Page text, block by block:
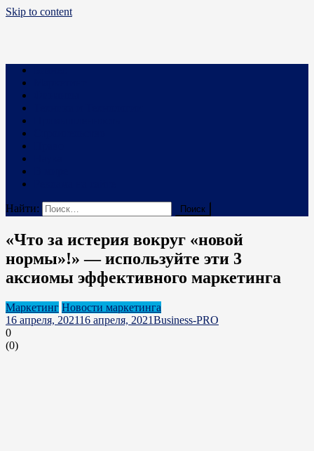
Skip to content
Business PRO
Новости про бизнес и не только
Найти:
«Что за истерия вокруг «новой
нормы»!» — используйте эти 3
аксиомы эффективного маркетинга
Маркетинг Новости маркетинга
16 апреля, 202116 апреля, 2021Business-PRO
0
(0)